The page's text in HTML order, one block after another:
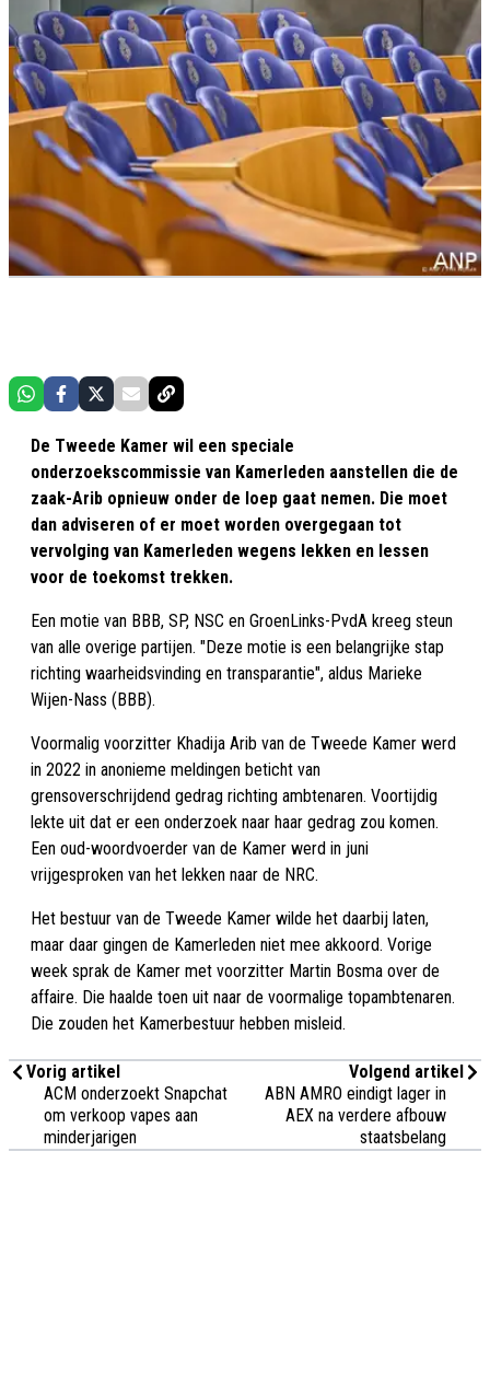
De Tweede Kamer wil een speciale
onderzoekscommissie van Kamerleden aanstellen die de
zaak-Arib opnieuw onder de loep gaat nemen. Die moet
dan adviseren of er moet worden overgegaan tot
vervolging van Kamerleden wegens lekken en lessen
voor de toekomst trekken.
Een motie van BBB, SP, NSC en GroenLinks-PvdA kreeg steun
van alle overige partijen. "Deze motie is een belangrijke stap
richting waarheidsvinding en transparantie", aldus Marieke
Wijen-Nass (BBB).
Voormalig voorzitter Khadija Arib van de Tweede Kamer werd
in 2022 in anonieme meldingen beticht van
grensoverschrijdend gedrag richting ambtenaren. Voortijdig
lekte uit dat er een onderzoek naar haar gedrag zou komen.
Een oud-woordvoerder van de Kamer werd in juni
vrijgesproken van het lekken naar de NRC.
Het bestuur van de Tweede Kamer wilde het daarbij laten,
maar daar gingen de Kamerleden niet mee akkoord. Vorige
week sprak de Kamer met voorzitter Martin Bosma over de
affaire. Die haalde toen uit naar de voormalige topambtenaren.
Die zouden het Kamerbestuur hebben misleid.
Vorig artikel
ACM onderzoekt Snapchat
om verkoop vapes aan
minderjarigen
Volgend artikel
ABN AMRO eindigt lager in
AEX na verdere afbouw
staatsbelang